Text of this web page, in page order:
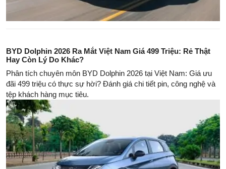
BYD Dolphin 2026 Ra Mắt Việt Nam Giá 499 Triệu: Rẻ Thật
Hay Còn Lý Do Khác?
Phân tích chuyên môn BYD Dolphin 2026 tại Việt Nam: Giá ưu
đãi 499 triệu có thực sự hời? Đánh giá chi tiết pin, công nghệ và
tệp khách hàng mục tiêu.